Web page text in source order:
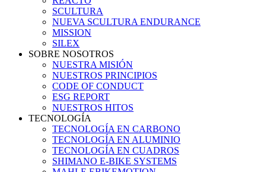
SCULTURA
NUEVA SCULTURA ENDURANCE
MISSION
SILEX
SOBRE NOSOTROS
NUESTRA MISIÓN
NUESTROS PRINCIPIOS
CODE OF CONDUCT
ESG REPORT
NUESTROS HITOS
TECNOLOGÍA
TECNOLOGÍA EN CARBONO
TECNOLOGÍA EN ALUMINIO
TECNOLOGÍA EN CUADROS
SHIMANO E-BIKE SYSTEMS